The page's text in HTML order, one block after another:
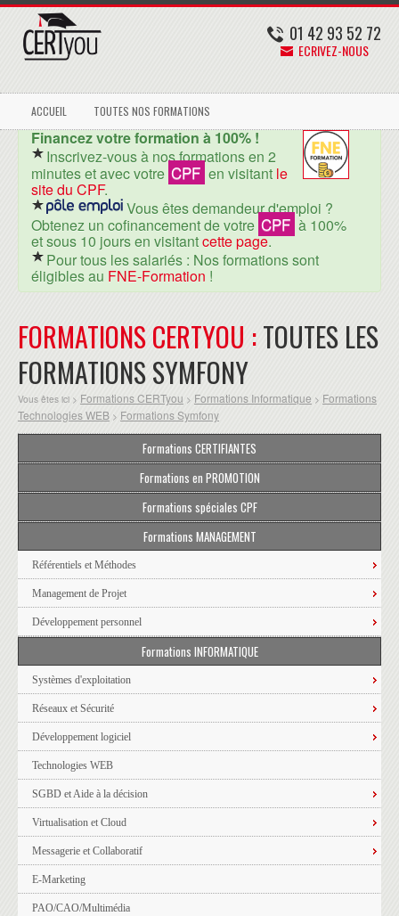
01 42 93 52 72
ECRIVEZ-NOUS
ACCUEIL TOUTES NOS FORMATIONS
Financez votre formation à 100% !
Inscrivez-vous à nos formations en 2
minutes et avec votre CPF en visitant le
site du CPF.
Vous êtes demandeur d'emploi ?
Obtenez un cofinancement de votre CPF à 100%
et sous 10 jours en visitantcette page.
Pour tous les salariés : Nos formations sont
éligibles au FNE-Formation !
FORMATIONS CERTYOU :TOUTES LES
FORMATIONS SYMFONY
Vous êtes ici > Formations CERTyou > Formations Informatique > Formations
Technologies WEB > Formations Symfony
Formations CERTIFIANTES
Formations en PROMOTION
Formations spéciales CPF
Formations MANAGEMENT
Référentiels et Méthodes
Management de Projet
Développement personnel
Formations INFORMATIQUE
Systèmes d'exploitation
Réseaux et Sécurité
Développement logiciel
Technologies WEB
SGBD et Aide à la décision
Virtualisation et Cloud
Messagerie et Collaboratif
E-Marketing
PAO/CAO/Multimédia